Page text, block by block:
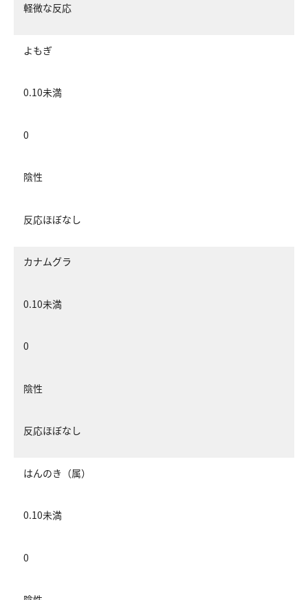
軽微な反応
よもぎ
0.10未満
0
陰性
反応ほぼなし
カナムグラ
0.10未満
0
陰性
反応ほぼなし
はんのき（属）
0.10未満
0